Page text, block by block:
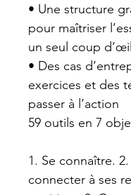
• Une structure
pour maîtriser
un seul coup d’œil
• Des cas
exercices et des
passer à l’action
59 outils en 7
1. Se connaître. 2.
connecter à ses